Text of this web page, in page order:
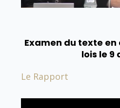
Examen du texte
lois le 9
Le Rapport